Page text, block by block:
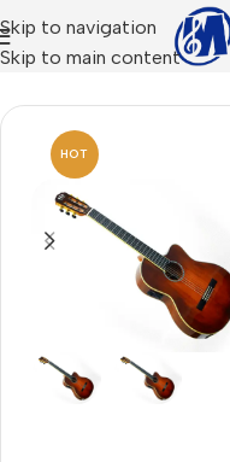
Skip to navigation
Skip to main content
Inicio
HOT